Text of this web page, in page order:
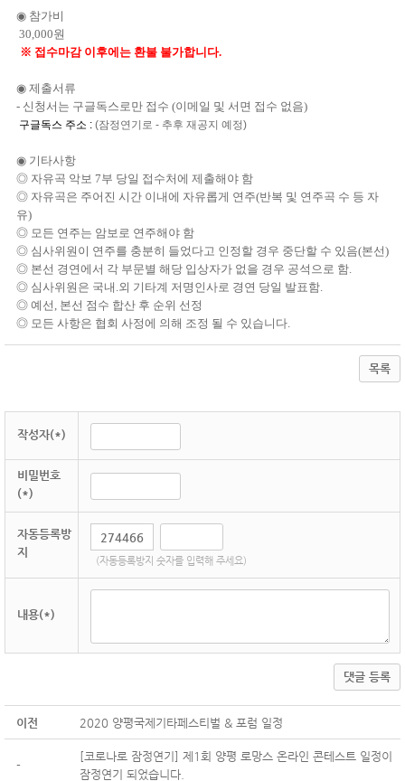
◉ 참가비
30,000원
※ 접수마감 이후에는 환불 불가합니다.
◉ 제출서류
- 신청서는 구글독스로만 접수 (이메일 및 서면 접수 없음)
구글독스 주소 : (잠정연기로 - 추후 재공지 예정)
◉ 기타사항
◎ 자유곡 악보 7부 당일 접수처에 제출해야 함
◎ 자유곡은 주어진 시간 이내에 자유롭게 연주(반복 및 연주곡 수 등 자
유)
◎ 모든 연주는 암보로 연주해야 함
◎ 심사위원이 연주를 충분히 들었다고 인정할 경우 중단할 수 있음(본선)
◎ 본선 경연에서 각 부문별 해당 입상자가 없을 경우 공석으로 함
◎ 심사위원은 국내 외 기타계 저명인사로 경연 당일 발표함
◎ 예선 본선 점수 합산 후 순위 선정
◎ 모든 사항은 협회 사정에 의해 조정 될 수 있습니다
목록
작성자(*)
비밀번호
(*)
자동등록방
지
(자동등록방지 숫자를 입력해 주세요)
내용(*)
댓글 등록
이전 2020 양평국제기타페스티벌 & 포럼 일정
-
[코로나로 잠정연기] 제1회 양평 로망스 온라인 콘테스트 일정이
잠정연기 되었습니다.